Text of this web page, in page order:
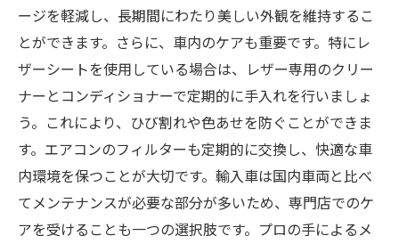
ージを軽減し、長期間にわたり美しい外観を維持するこ
とができます。さらに、車内のケアも重要です。特にレ
ザーシートを使用している場合は、レザー専用のクリー
ナーとコンディショナーで定期的に手入れを行いましょ
う。これにより、ひび割れや色あせを防ぐことができま
す。エアコンのフィルターも定期的に交換し、快適な車
内環境を保つことが大切です。輸入車は国内車両と比べ
てメンテナンスが必要な部分が多いため、専門店でのケ
アを受けることも一つの選択肢です。プロの手によるメ